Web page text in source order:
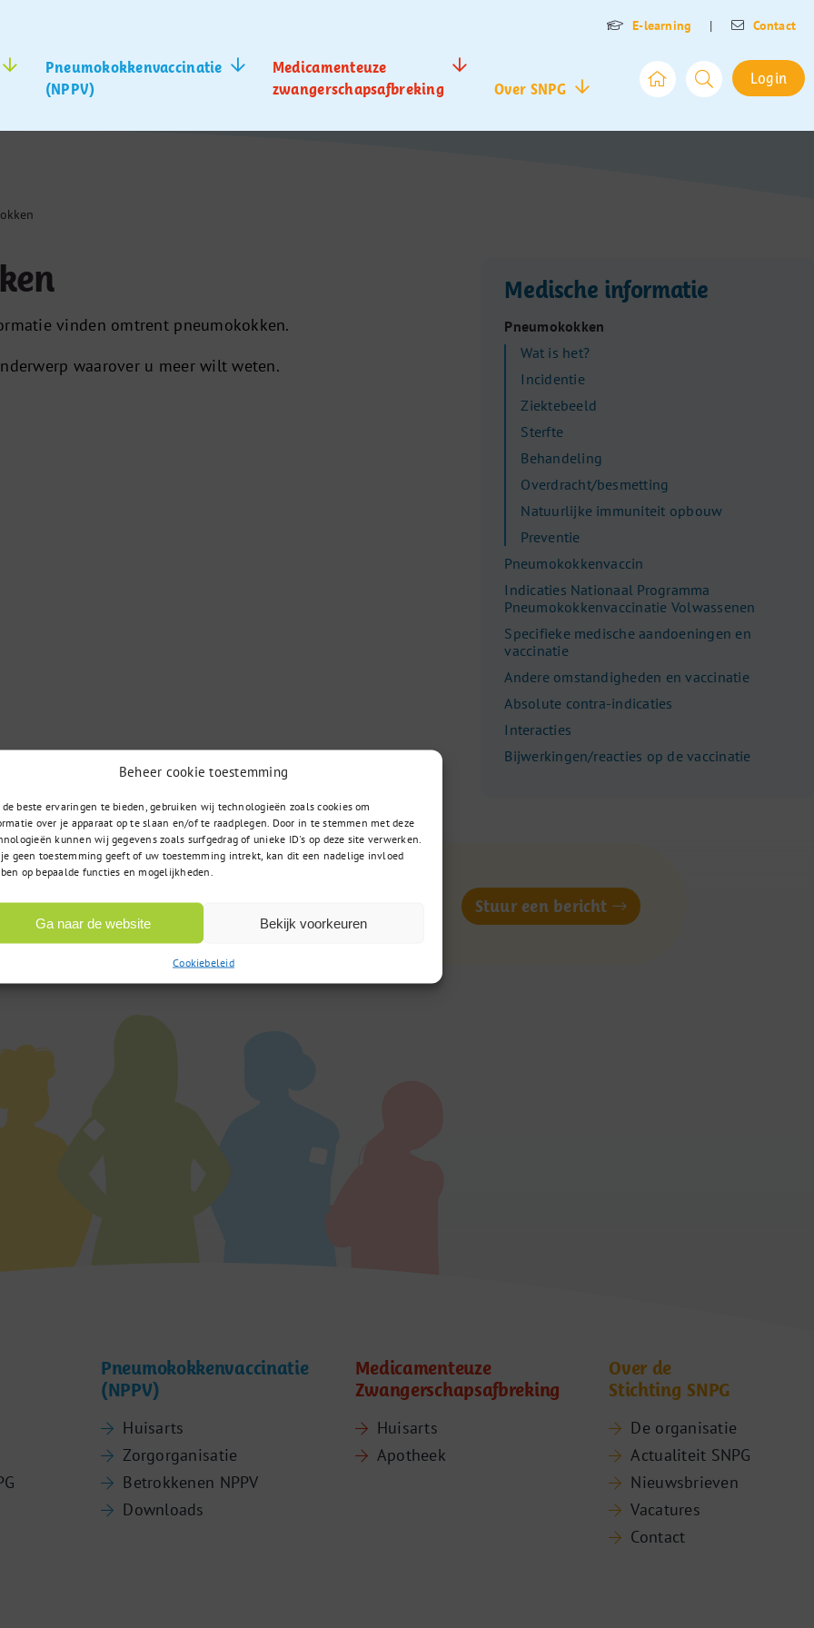
Beheer cookie toestemming
de beste ervaringen te bieden, gebruiken wij technologieën zoals cookies om
over je apparaat op te slaan en/of te raadplegen. Door in te stemmen met deze
kunnen wij gegevens zoals surfgedrag of unieke ID's op deze site verwerken.
geen toestemming geeft of uw toestemming intrekt, kan dit een nadelige invloed
op bepaalde functies en mogelijkheden.
Ga naar de website Bekijk voorkeuren
Cookiebeleid
E-learning | Contact
Pneumokokkenvaccinatie
(NPPV)
Medicamenteuze
zwangerschapsafbreking
Over SNPG
Login
vinden omtrent pneumokokken.
waarover u meer wilt weten.
Medische informatie
Pneumokokken
Wat is het?
Incidentie
Ziektebeeld
Sterfte
Behandeling
Overdracht/besmetting
Natuurlijke immuniteit opbouw
Preventie
Pneumokokkenvaccin
Indicaties Nationaal Programma
Pneumokokkenvaccinatie Volwassenen
Specifieke medische aandoeningen en
vaccinatie
Andere omstandigheden en vaccinatie
Absolute contra-indicaties
Interacties
Bijwerkingen/reacties op de vaccinatie
zoekt
Op werkdagen bereikbaar
van 9:00u tot 17:00u
Stuur een bericht
Pneumokokkenvaccinatie
(NPPV)
Huisarts
Zorgorganisatie
Betrokkenen NPPV
Downloads
Medicamenteuze
Zwangerschapsafbreking
Huisarts
Apotheek
Over de
Stichting SNPG
De organisatie
Actualiteit SNPG
Nieuwsbrieven
Vacatures
Contact